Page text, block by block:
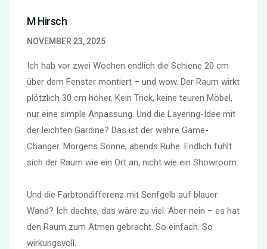
M Hirsch
NOVEMBER 23, 2025
Ich hab vor zwei Wochen endlich die Schiene 20 cm
über dem Fenster montiert – und wow. Der Raum wirkt
plötzlich 30 cm höher. Kein Trick, keine teuren Möbel,
nur eine simple Anpassung. Und die Layering-Idee mit
der leichten Gardine? Das ist der wahre Game-
Changer. Morgens Sonne, abends Ruhe. Endlich fühlt
sich der Raum wie ein Ort an, nicht wie ein Showroom.
Und die Farbtondifferenz mit Senfgelb auf blauer
Wand? Ich dachte, das wäre zu viel. Aber nein – es hat
den Raum zum Atmen gebracht. So einfach. So
wirkungsvoll.